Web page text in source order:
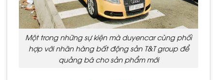
Một trong những sự kiện mà duyencar cùng phối
hợp với nhãn hàng bất động sản T&T group để
quảng bá cho sản phẩm mới